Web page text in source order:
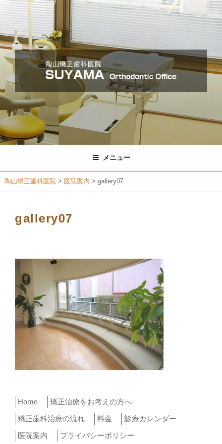
コ
ン
ン
ツ
ス
キ
ッ
プ
メニュー
陶山矯正歯科医院 > 医院案内 > gallery07
gallery07
Home
矯正治療をお考えの方へ
矯正歯科治療の流れ
料金
診療カレンダー
医院案内
プライバシーポリシー